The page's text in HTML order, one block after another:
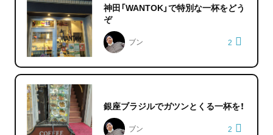
神田「WANTOK」で特別な一杯をどう
ぞ
ブン 2
銀座ブラジルでガツンとくる一杯を！
ブン 2